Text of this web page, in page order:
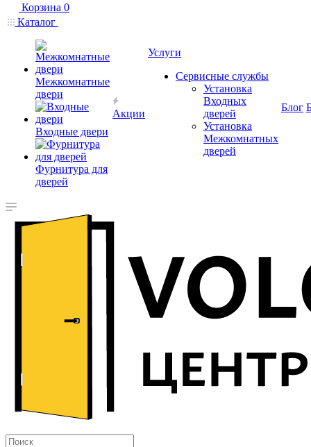
Корзина 0
Каталог
Межкомнатные
двери
Входные двери
Фурнитура для
дверей
Акции
Услуги
Сервисные службы
Установка
Входных
дверей
Установка
Межкомнатных
дверей
Блог